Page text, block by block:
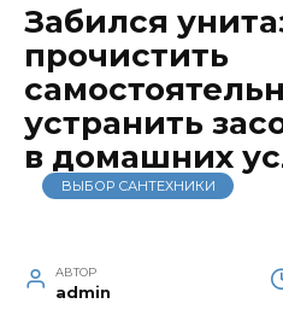
Забился
прочистить
устранить
в домашних
ВЫБОР САНТЕХНИКИ
АВТОР
admin